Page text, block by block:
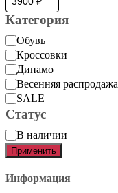
Категория
Категория
Обувь
Кроссовки
Динамо
Весенняя распродажа
SALE
Статус
Статус
В наличии
Применить
Информация